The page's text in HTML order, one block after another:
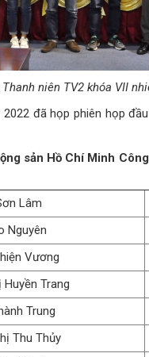
niên TV2 khóa VII
đã họp phiên họp
sản Hồ Chí Minh
Lâm
Nguyên
Vương
Huyền Trang
Trung
Thu Thủy